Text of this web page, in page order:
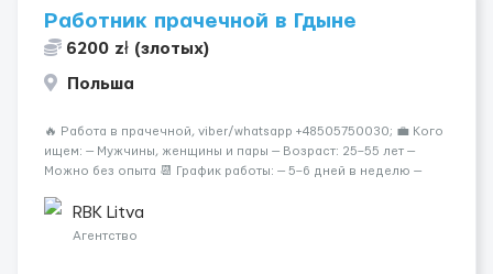
Работник прачечной в Гдыне
6200 zł (злотых)
Польша
🔥 Работа в прачечной, viber/whatsapp +48505750030; 💼 Кого
ищем: — Мужчины, женщины и пары — Возраст: 25–55 лет —
Можно без опыта 📆 График работы: — 5–6 дней в неделю —
18:0...RBK Litva
Агентство